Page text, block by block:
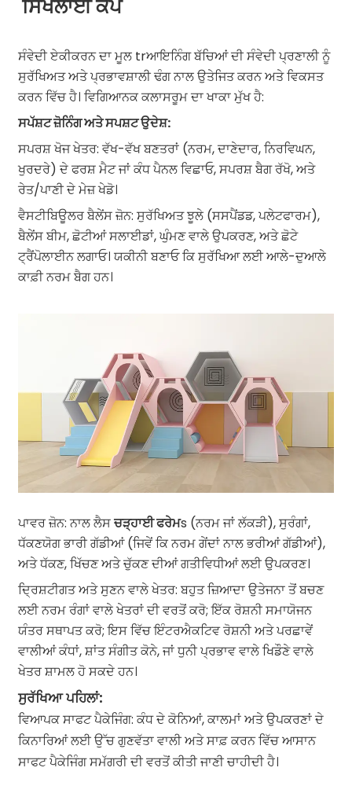
ਸਿਖਲਾਈ ਕੈਂਪ
ਸੰਵੇਦੀ ਏਕੀਕਰਨ ਦਾ ਮੂਲ trਆਇਨਿੰਗਬੱਚਿਆਂ ਦੀ ਸੰਵੇਦੀ ਪ੍ਰਣਾਲੀ ਨੂੰ
ਸੁਰੱਖਿਅਤ ਅਤੇ ਪ੍ਰਭਾਵਸ਼ਾਲੀ ਢੰਗ ਨਾਲ ਉਤੇਜਿਤ ਕਰਨ ਅਤੇ ਵਿਕਸਤ
ਕਰਨ ਵਿੱਚ ਹੈ। ਵਿਗਿਆਨਕ ਕਲਾਸਰੂਮ ਦਾ ਖਾਕਾ ਮੁੱਖ ਹੈ:
ਸਪੱਸ਼ਟ ਜ਼ੋਨਿੰਗ ਅਤੇ ਸਪਸ਼ਟ ਉਦੇਸ਼:
ਸਪਰਸ਼ ਖੋਜ ਖੇਤਰ: ਵੱਖ-ਵੱਖ ਬਣਤਰਾਂ (ਨਰਮ, ਦਾਣੇਦਾਰ, ਨਿਰਵਿਘਨ,
ਖੁਰਦਰੇ) ਦੇ ਫਰਸ਼ ਮੈਟ ਜਾਂ ਕੰਧ ਪੈਨਲ ਵਿਛਾਓ, ਸਪਰਸ਼ ਬੈਗ ਰੱਖੋ, ਅਤੇ
ਰੇਤ/ਪਾਣੀ ਦੇ ਮੇਜ਼ ਖੇਡੋ।
ਵੈਸਟੀਬਿਊਲਰ ਬੈਲੇਂਸ ਜ਼ੋਨ: ਸੁਰੱਖਿਅਤ ਝੂਲੇ (ਸਸਪੈਂਡਡ, ਪਲੇਟਫਾਰਮ),
ਬੈਲੇਂਸ ਬੀਮ, ਛੋਟੀਆਂ ਸਲਾਈਡਾਂ, ਘੁੰਮਣ ਵਾਲੇ ਉਪਕਰਣ, ਅਤੇ ਛੋਟੇ
ਟ੍ਰੈਂਪੋਲਾਈਨ ਲਗਾਓ। ਯਕੀਨੀ ਬਣਾਓ ਕਿ ਸੁਰੱਖਿਆ ਲਈ ਆਲੇ-ਦੁਆਲੇ
ਕਾਫ਼ੀ ਨਰਮ ਬੈਗ ਹਨ।
ਪਾਵਰ ਜ਼ੋਨ: ਨਾਲ ਲੈਸਚੜ੍ਹਾਈ ਫਰੇਮs (ਨਰਮ ਜਾਂ ਲੱਕੜੀ), ਸੁਰੰਗਾਂ,
ਧੱਕਣਯੋਗ ਭਾਰੀ ਗੱਡੀਆਂ (ਜਿਵੇਂ ਕਿ ਨਰਮ ਗੇਂਦਾਂ ਨਾਲ ਭਰੀਆਂ ਗੱਡੀਆਂ),
ਅਤੇ ਧੱਕਣ, ਖਿੱਚਣ ਅਤੇ ਚੁੱਕਣ ਦੀਆਂ ਗਤੀਵਿਧੀਆਂ ਲਈ ਉਪਕਰਣ।
ਦ੍ਰਿਸ਼ਟੀਗਤ ਅਤੇ ਸੁਣਨ ਵਾਲੇ ਖੇਤਰ: ਬਹੁਤ ਜ਼ਿਆਦਾ ਉਤੇਜਨਾ ਤੋਂ ਬਚਣ
ਲਈ ਨਰਮ ਰੰਗਾਂ ਵਾਲੇ ਖੇਤਰਾਂ ਦੀ ਵਰਤੋਂ ਕਰੋ; ਇੱਕ ਰੋਸ਼ਨੀ ਸਮਾਯੋਜਨ
ਯੰਤਰ ਸਥਾਪਤ ਕਰੋ; ਇਸ ਵਿੱਚ ਇੰਟਰਐਕਟਿਵ ਰੋਸ਼ਨੀ ਅਤੇ ਪਰਛਾਵੇਂ
ਵਾਲੀਆਂ ਕੰਧਾਂ, ਸ਼ਾਂਤ ਸੰਗੀਤ ਕੋਨੇ, ਜਾਂ ਧੁਨੀ ਪ੍ਰਭਾਵ ਵਾਲੇ ਖਿਡੌਣੇ ਵਾਲੇ
ਖੇਤਰ ਸ਼ਾਮਲ ਹੋ ਸਕਦੇ ਹਨ।
ਸੁਰੱਖਿਆ ਪਹਿਲਾਂ:
ਵਿਆਪਕ ਸਾਫਟ ਪੈਕੇਜਿੰਗ: ਕੰਧ ਦੇ ਕੋਨਿਆਂ, ਕਾਲਮਾਂ ਅਤੇ ਉਪਕਰਣਾਂ ਦੇ
ਕਿਨਾਰਿਆਂ ਲਈ ਉੱਚ ਗੁਣਵੱਤਾ ਵਾਲੀ ਅਤੇ ਸਾਫ਼ ਕਰਨ ਵਿੱਚ ਆਸਾਨ
ਸਾਫਟ ਪੈਕੇਜਿੰਗ ਸਮੱਗਰੀ ਦੀ ਵਰਤੋਂ ਕੀਤੀ ਜਾਣੀ ਚਾਹੀਦੀ ਹੈ।